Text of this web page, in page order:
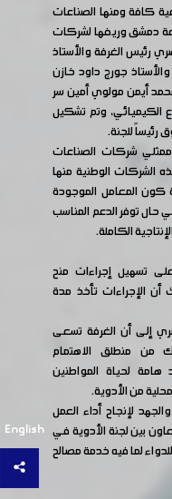
English
كافة ومنها الصناعات
دمشق وريفها لشركات
رئيس الغرفة والأستاذ
جورج داود خازن
أيمن مولوي أمين سر
الكيميائي، وتم تشكيل
رئيساً للجنة.
شركات الصناعات
الشركات الوطنية منها
كون المعامل الموجودة
توفر الدعم المناسب
الكاملة.
تسهيل إجراءات منح
الإجراءات تأخذ مدة
إلى أن الغرفة تسعى
من منطلق الاهتمام
هامة لحياة المواطنين
من الأدوية.
لإنجاح أداء العمل
بين لجنة الأدوية في
لما فيه خدمة مصالح